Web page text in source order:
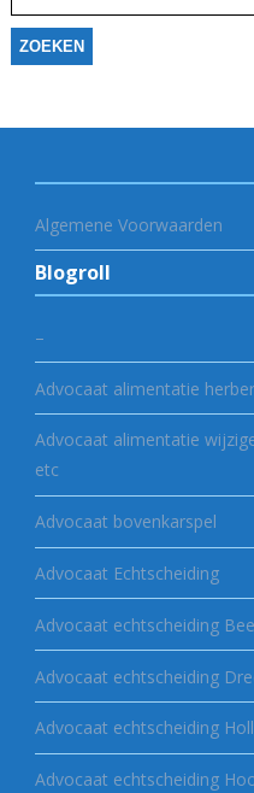
Algemene Voorwaarden
Blogroll
–
Advocaat alimentatie
Advocaat alimentatie
etc
Advocaat bovenkarspel
Advocaat Echtscheiding
Advocaat echtscheiding
Advocaat echtscheiding
Advocaat echtscheiding
Advocaat echtscheiding